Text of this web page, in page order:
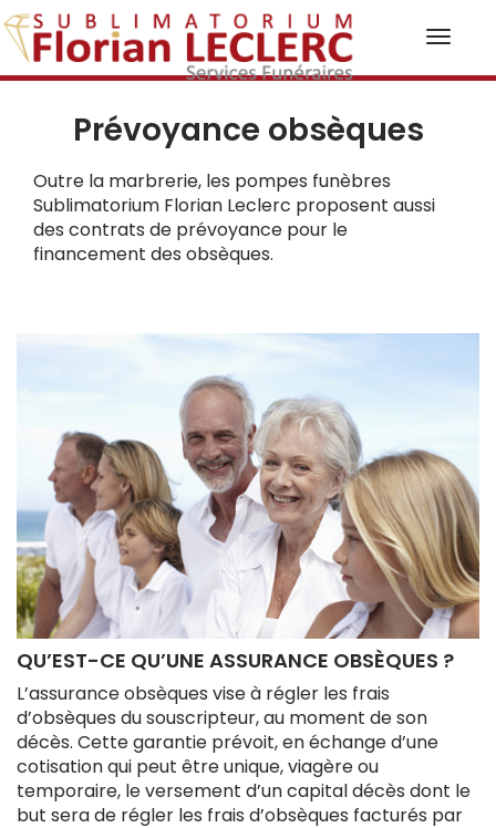
Toggle
Prévoyance obsèques
Outre la marbrerie, les pompes funèbres
Sublimatorium Florian Leclerc proposent aussi
des contrats de prévoyance pour le
financement des obsèques.
QU’EST-CE QU’UNE ASSURANCE OBSÈQUES ?
L’assurance obsèques vise à régler les frais
d’obsèques du souscripteur, au moment de son
décès. Cette garantie prévoit, en échange d’une
cotisation qui peut être unique, viagère ou
temporaire, le versement d’un capital décès dont le
but sera de régler les frais d’obsèques facturés par